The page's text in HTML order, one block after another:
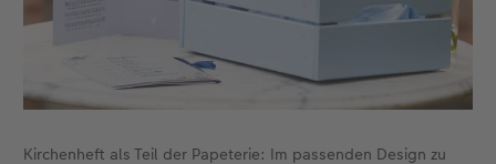
Kirchenheft als Teil der Papeterie: Im passenden Design zu